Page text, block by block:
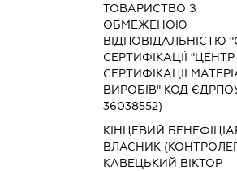
ТОВАРИСТВО З
ОБМЕЖЕНОЮ
ВІДПОВІДАЛЬНІСТЮ
СЕРТИФІКАЦІЇ "ЦЕНТР
СЕРТИФІКАЦІЇ
ВИРОБІВ" КОД
36038552)
КІНЦЕВИЙ
ВЛАСНИК
КАВЕЦЬКИЙ ВІКТОР